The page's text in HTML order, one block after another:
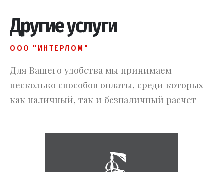
Другие услуги
ООО "ИНТЕРЛОМ"
Для Вашего удобства мы принимаем
несколько способов оплаты, среди которых
как наличный, так и безналичный расчет